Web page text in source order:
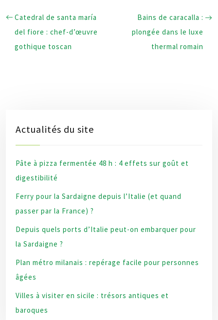
Catedral de santa maría
del fiore : chef-d’œuvre
gothique toscan
Bains de caracalla :
plongée dans le luxe
thermal romain
Actualités du site
Pâte à pizza fermentée 48 h : 4 effets sur goût et
digestibilité
Ferry pour la Sardaigne depuis l’Italie (et quand
passer par la France) ?
Depuis quels ports d’Italie peut-on embarquer pour
la Sardaigne ?
Plan métro milanais : repérage facile pour personnes
âgées
Villes à visiter en sicile : trésors antiques et
baroques